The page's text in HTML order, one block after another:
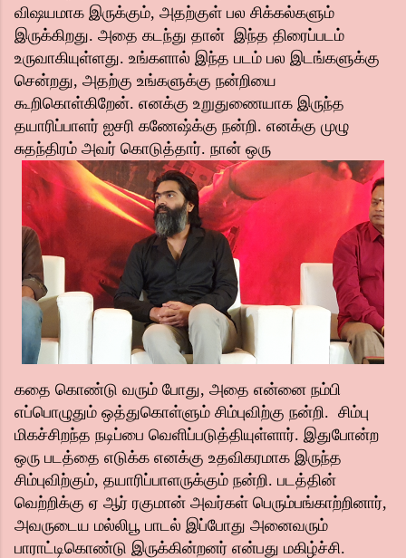
விஷயமாக இருக்கும், அதற்குள் பல சிக்கல்களும்
இருக்கிறது. அதை கடந்து தான் இந்த திரைப்படம்
உருவாகியுள்ளது. உங்களால் இந்த படம் பல இடங்களுக்கு
சென்றது, அதற்கு உங்களுக்கு நன்றியை
கூறிகொள்கிறேன். எனக்கு உறுதுணையாக இருந்த
தயாரிப்பாளர் ஐசரி கணேஷ்க்கு நன்றி. எனக்கு முழு
சுதந்திரம் அவர் கொடுத்தார். நான் ஒரு
கதை கொண்டு வரும் போது, அதை என்னை நம்பி
எப்பொழுதும் ஒத்துகொள்ளும் சிம்புவிற்கு நன்றி. சிம்பு
மிகச்சிறந்த நடிப்பை வெளிப்படுத்தியுள்ளார். இதுபோன்ற
ஒரு படத்தை எடுக்க எனக்கு உதவிகரமாக இருந்த
சிம்புவிற்கும், தயாரிப்பாளருக்கும் நன்றி. படத்தின்
வெற்றிக்கு ஏ ஆர் ரகுமான் அவர்கள் பெரும்பங்காற்றினார்,
அவருடைய மல்லிபூ பாடல் இப்போது அனைவரும்
பாராட்டிகொண்டு இருக்கின்றனர் என்பது மகிழ்ச்சி.